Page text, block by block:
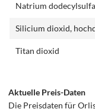
Natrium
Silicium dioxid,
Titan dioxid
Aktuelle Preis-Daten
Die Preisdaten für